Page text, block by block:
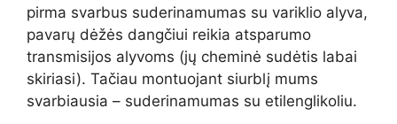
pirma svarbus suderinamumas su variklio alyva,
pavarų dėžės dangčiui reikia atsparumo
transmisijos alyvoms (jų cheminė sudėtis labai
skiriasi). Tačiau montuojant siurblį mums
svarbiausia – suderinamumas su etilenglikoliu.